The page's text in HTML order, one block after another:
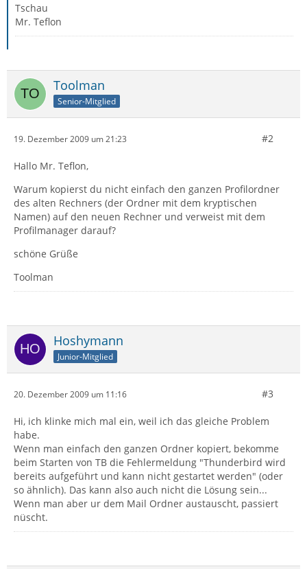
Tschau
Mr. Teflon
Toolman
Senior-Mitglied
19. Dezember 2009 um 21:23 #2
Hallo Mr. Teflon,
Warum kopierst du nicht einfach den ganzen Profilordner
des alten Rechners (der Ordner mit dem kryptischen
Namen) auf den neuen Rechner und verweist mit dem
Profilmanager darauf?
schöne Grüße
Toolman
Hoshymann
Junior-Mitglied
20. Dezember 2009 um 11:16 #3
Hi, ich klinke mich mal ein, weil ich das gleiche Problem
habe.
Wenn man einfach den ganzen Ordner kopiert, bekomme
beim Starten von TB die Fehlermeldung "Thunderbird wird
bereits aufgeführt und kann nicht gestartet werden" (oder
so ähnlich). Das kann also auch nicht die Lösung sein...
Wenn man aber ur dem Mail Ordner austauscht, passiert
nüscht.